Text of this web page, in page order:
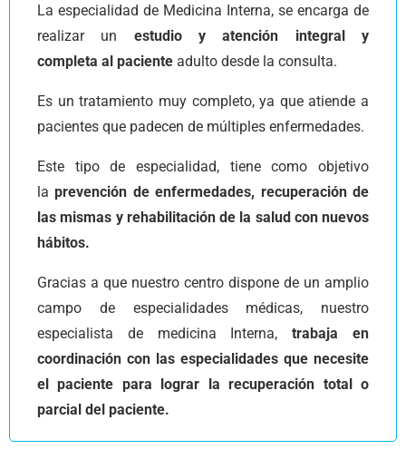
La especialidad de Medicina Interna, se encarga de
realizar un estudio y atención integral y
completa al paciente adulto desde la consulta.
Es un tratamiento muy completo, ya que atiende a
pacientes que padecen de múltiples enfermedades.
Este tipo de especialidad, tiene como objetivo
laprevención de enfermedades, recuperación de
las mismas y rehabilitación de la salud con nuevos
hábitos.
Gracias a que nuestro centro dispone de un amplio
campo de especialidades médicas, nuestro
especialista de medicina Interna,trabaja en
coordinación con las especialidades que necesite
el paciente para lograr la recuperación total o
parcial del paciente.